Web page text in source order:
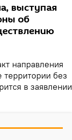
выступая
об
направления
территории без
в заявлении